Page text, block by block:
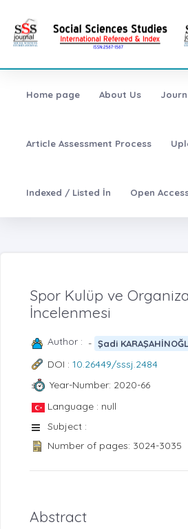
Home page About Us
Article Assessment Process
Indexed / Listed İn Open
Spor Kulüp ve
İncelenmesi
Author : - Şadi
DOI : 10.26449/sssj.2484
Year-Number: 2020-66
Language : null
Subject :
Number of pages: 3024-3035
Abstract